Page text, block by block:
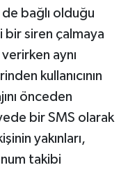
bağlı olduğu
bir siren çalmaya
aynı
kullanıcının
önceden
bir SMS olarak
yakınları,
takibi